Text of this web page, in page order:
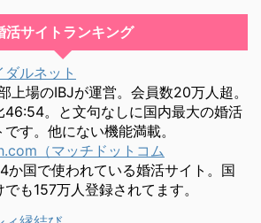
活サイトランキング
ダルネット
上場のIBJが運営。会員数20万人超。
46:54。と文句なしに国内最大の婚活
す。他にない機能満載。
（マッチドットコム
か国で使われている婚活サイト。国
でも157万人登録されてます。